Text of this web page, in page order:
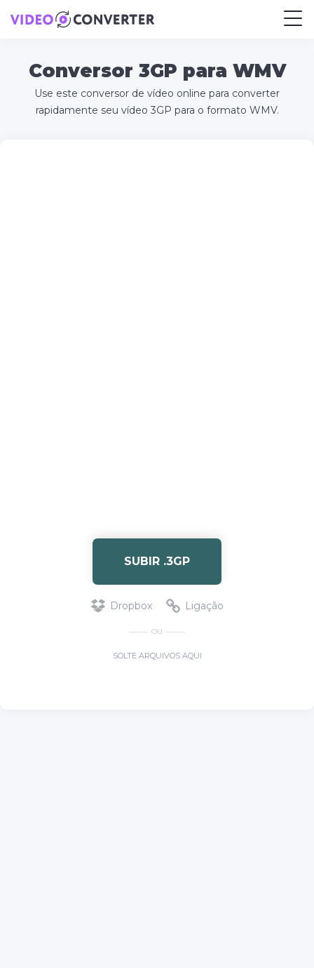
Conversor 3GP para WMV
Use este conversor de vídeo online para converter
rapidamente seu vídeo 3GP para o formato WMV.
SUBIR .3GP
Dropbox Ligação
OU
SOLTE ARQUIVOS AQUI